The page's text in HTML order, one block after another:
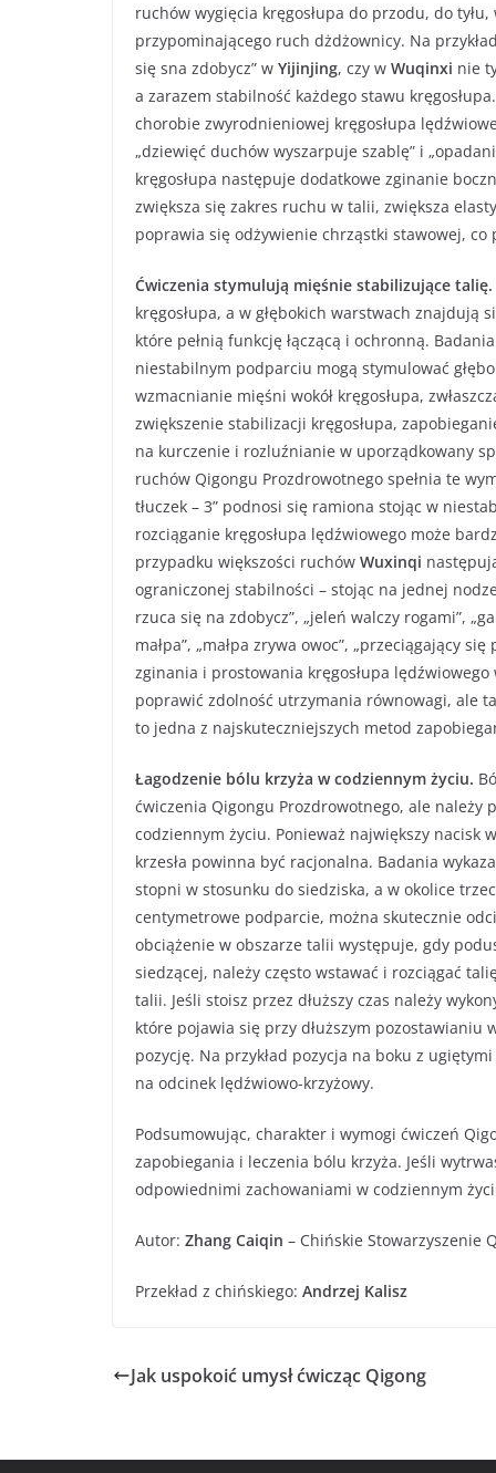
ruchów wygięcia kręgosłupa do przodu, do
przypominającego ruch dżdżownicy. Na
się sna zdobycz” w Yijinjing, czy w Wuqinxi nie
a zarazem stabilność każdego stawu
chorobie zwyrodnieniowej kręgosłupa
„dziewięć duchów wyszarpuje szablę” i
kręgosłupa następuje dodatkowe zginanie
zwiększa się zakres ruchu w talii, zwiększa
poprawia się odżywienie chrząstki stawowej,
Ćwiczenia stymulują mięśnie stabilizujące talię.
kręgosłupa, a w głębokich warstwach
które pełnią funkcję łączącą i ochronną.
niestabilnym podparciu mogą stymulować
wzmacnianie mięśni wokół kręgosłupa,
zwiększenie stabilizacji kręgosłupa,
na kurczenie i rozluźnianie w uporządkowany
ruchów Qigongu Prozdrowotnego spełnia te
tłuczek – 3” podnosi się ramiona stojąc w
rozciąganie kręgosłupa lędźwiowego może
przypadku większości ruchów Wuxinqi
ograniczonej stabilności – stojąc na jednej
rzuca się na zdobycz”, „jeleń walczy rogami”,
małpa”, „małpa zrywa owoc”, „przeciągający
zginania i prostowania kręgosłupa
poprawić zdolność utrzymania równowagi, ale
to jedna z najskuteczniejszych metod
Łagodzenie bólu krzyża w codziennym życiu.
ćwiczenia Qigongu Prozdrowotnego, ale należy
codziennym życiu. Ponieważ największy nacisk
krzesła powinna być racjonalna. Badania
stopni w stosunku do siedziska, a w okolice
centymetrowe podparcie, można skutecznie
obciążenie w obszarze talii występuje, gdy
siedzącej, należy często wstawać i rozciągać
talii. Jeśli stoisz przez dłuższy czas należy
które pojawia się przy dłuższym pozostawianiu
pozycję. Na przykład pozycja na boku z
na odcinek lędźwiowo-krzyżowy.
Podsumowując, charakter i wymogi ćwiczeń
zapobiegania i leczenia bólu krzyża. Jeśli
odpowiednimi zachowaniami w codziennym
Autor: Zhang Caiqin – Chińskie Stowarzyszenie
Przekład z chińskiego: Andrzej Kalisz
Jak uspokoić umysł ćwicząc Qigong